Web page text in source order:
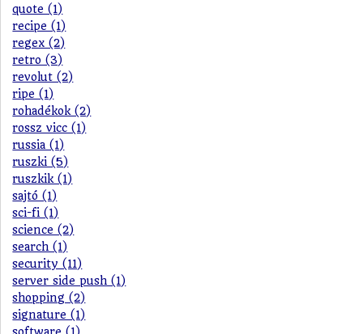
quote (1)
recipe (1)
regex (2)
retro (3)
revolut (2)
ripe (1)
rohadékok (2)
rossz vicc (1)
russia (1)
ruszki (5)
ruszkik (1)
sajtó (1)
sci-fi (1)
science (2)
search (1)
security (11)
server side push (1)
shopping (2)
signature (1)